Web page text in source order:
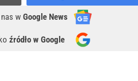
w Google News
źródło w Google